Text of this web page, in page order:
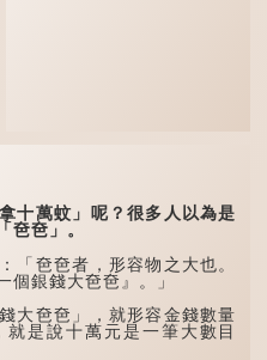
萬蚊」呢？很多人以為是
夿夿」。
夿夿者，形容物之大也。
銀錢大夿夿』。」
夿夿」，就形容金錢數量
是說十萬元是一筆大數目